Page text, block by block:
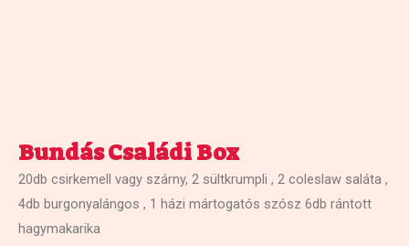
Bundás Családi Box
20db csirkemell vagy szárny, 2 sültkrumpli , 2 coleslaw saláta ,
4db burgonyalángos , 1 házi mártogatós szósz 6db rántott
hagymakarika